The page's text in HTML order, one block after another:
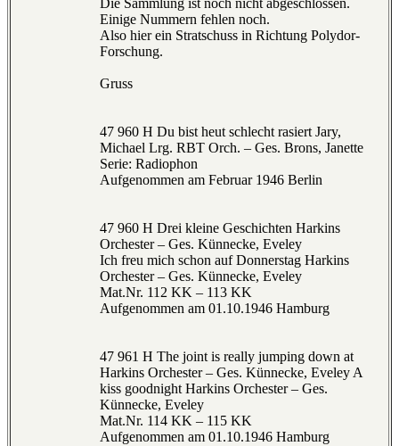
Die Sammlung ist noch nicht abgeschlossen.
Einige Nummern fehlen noch.
Also hier ein Stratschuss in Richtung Polydor-
Forschung.
Gruss
47 960 H Du bist heut schlecht rasiert Jary,
Michael Lrg. RBT Orch. – Ges. Brons, Janette
Serie: Radiophon
Aufgenommen am Februar 1946 Berlin
47 960 H Drei kleine Geschichten Harkins
Orchester – Ges. Künnecke, Eveley
Ich freu mich schon auf Donnerstag Harkins
Orchester – Ges. Künnecke, Eveley
Mat.Nr. 112 KK – 113 KK
Aufgenommen am 01.10.1946 Hamburg
47 961 H The joint is really jumping down at
Harkins Orchester – Ges. Künnecke, Eveley A
kiss goodnight Harkins Orchester – Ges.
Künnecke, Eveley
Mat.Nr. 114 KK – 115 KK
Aufgenommen am 01.10.1946 Hamburg